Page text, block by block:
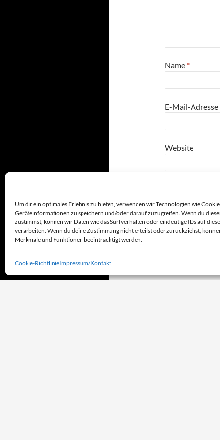
Um dir ein optimales Erlebnis zu bieten, verwenden wir Technologien wie
Geräteinformationen zu speichern und/oder darauf zuzugreifen. Wenn du
zustimmst, können wir Daten wie das Surfverhalten oder eindeutige IDs auf
verarbeiten. Wenn du deine Zustimmung nicht erteilst oder zurückziehst,
Merkmale und Funktionen beeinträchtigt werden.
Cookie-RichtlinieImpressum/Kontakt
Name *
E-Mail-Adresse
Website